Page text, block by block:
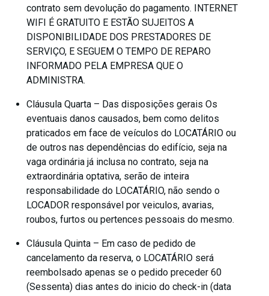
contrato sem devolução do pagamento. INTERNET
WIFI É GRATUITO E ESTÃO SUJEITOS A
DISPONIBILIDADE DOS PRESTADORES DE
SERVIÇO, E SEGUEM O TEMPO DE REPARO
INFORMADO PELA EMPRESA QUE O
ADMINISTRA.
Cláusula Quarta – Das disposições gerais Os
eventuais danos causados, bem como delitos
praticados em face de veículos do LOCATÁRIO ou
de outros nas dependências do edifício, seja na
vaga ordinária já inclusa no contrato, seja na
extraordinária optativa, serão de inteira
responsabilidade do LOCATÁRIO, não sendo o
LOCADOR responsável por veiculos, avarias,
roubos, furtos ou pertences pessoais do mesmo.
Cláusula Quinta – Em caso de pedido de
cancelamento da reserva, o LOCATÁRIO será
reembolsado apenas se o pedido preceder 60
(Sessenta) dias antes do inicio do check-in (data